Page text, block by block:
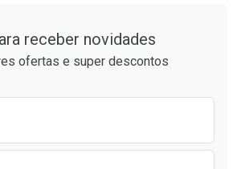
receber novidades
ofertas e super descontos